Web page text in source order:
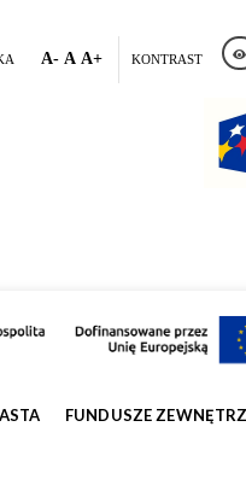
A- A A+ KONTRAST
FUNDUSZE